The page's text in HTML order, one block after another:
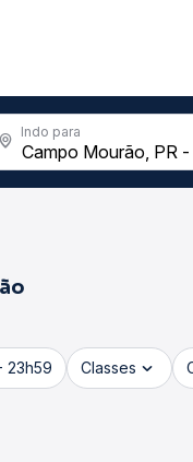
Indo para
23h59 Classes